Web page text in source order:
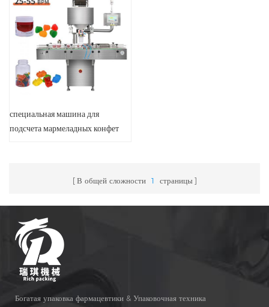
специальная машина для
подсчета мармеладных конфет
В общей сложности 1 страницы
Богатая упаковка фармацевтики & Упаковочная техника